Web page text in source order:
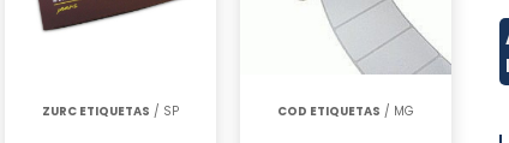
ZURC ETIQUETAS / SP COD ETIQUETAS / MG